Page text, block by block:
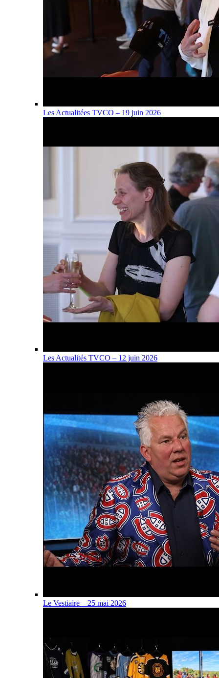
Les Actualitées TVCO – 19 juin 2026
Les Actualités TVCO – 12 juin 2026
Le Vestiaire – 25 mai 2026